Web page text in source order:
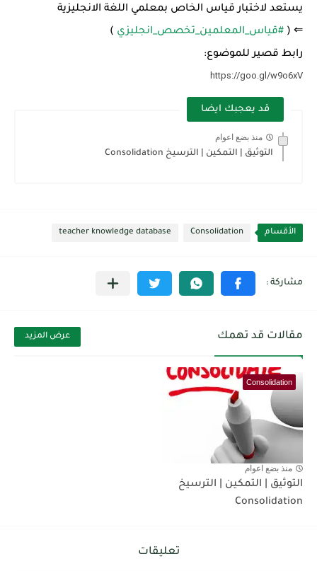
يستعد لاختبار قياس الخاص بمعلمي اللغة الانجليزية
⇐ ( #قياس_المعلمين_تخصص_انجليزي )
رابط قصير للموضوع:
https://goo.gl/w9o6xV
قد يعجبك ايضا
منذ بضع اعوام
التوثيق | التمكين | الترسيخ Consolidation
الأقسام Consolidation
teacher knowledge database
مقالات قد تهمك عرض المزيد
Consolidation
منذ بضع اعوام
التوثيق | التمكين | الترسيخ
Consolidation
تعليقات